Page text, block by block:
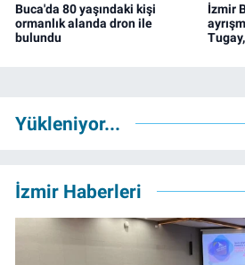
Buca'da 80 yaşındaki kişi
ormanlık alanda dron ile
bulundu
İzmir
Yükleniyor...
İzmir Haberleri